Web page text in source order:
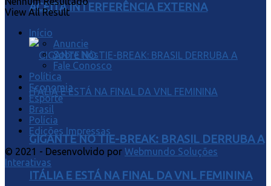
ACEITA INTERFERÊNCIA EXTERNA
GIGANTE NO TIE-BREAK: BRASIL DERRUBA A
ITÁLIA E ESTÁ NA FINAL DA VNL FEMININA
View All Result
Início
Anuncie
Sobre Nós
Fale Conosco
Política
Economia
Esporte
Brasil
Polícia
Edições Impressas
© 2021 - Desenvolvido por Webmundo Soluções
Interativas